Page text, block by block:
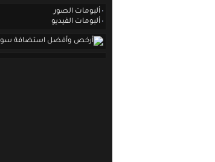
ألبومات الصور
ألبومات الفيديو